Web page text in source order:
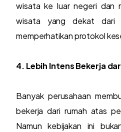
wisata ke luar negeri dan
wisata yang dekat dari
memperhatikan protokol
4. Lebih Intens Bekerja
Banyak perusahaan
bekerja dari rumah atas
Namun kebijakan ini